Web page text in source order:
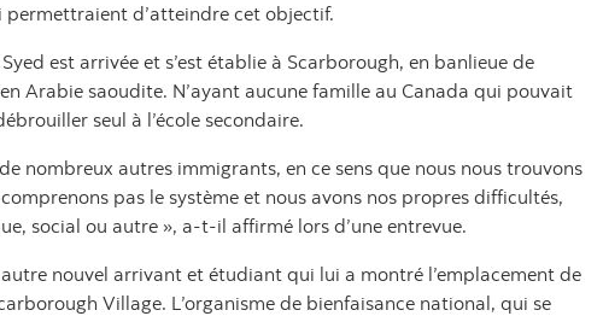
d’atteindre cet objectif.
est arrivée et s’est établie à Scarborough, en banlieue de
Arabie saoudite. N’ayant aucune famille au Canada qui pouvait
seul à l’école secondaire.
nombreux autres immigrants, en ce sens que nous nous trouvons
pas le système et nous avons nos propres difficultés,
social ou autre », a-t-il affirmé lors d’une entrevue.
nouvel arrivant et étudiant qui lui a montré l’emplacement de
Village. L’organisme de bienfaisance national, qui se